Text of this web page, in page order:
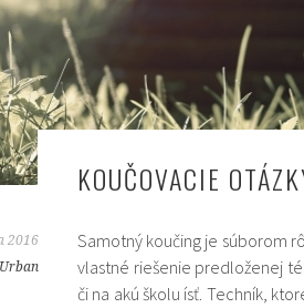
KOUČOVACIE
2016
Samotný koučing je súborom
vlastné riešenie predloženej
či na akú školu ísť. Techník,